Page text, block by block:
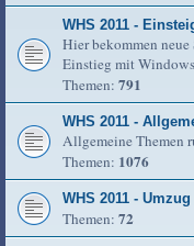
WHS 2011 -
Hier bekommen
Einstieg mit
Themen: 791
WHS 2011 -
Allgemeine Themen
Themen: 1076
WHS 2011 -
Themen: 72